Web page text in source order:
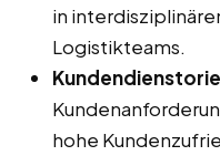
in
Logistikteams.
hohe